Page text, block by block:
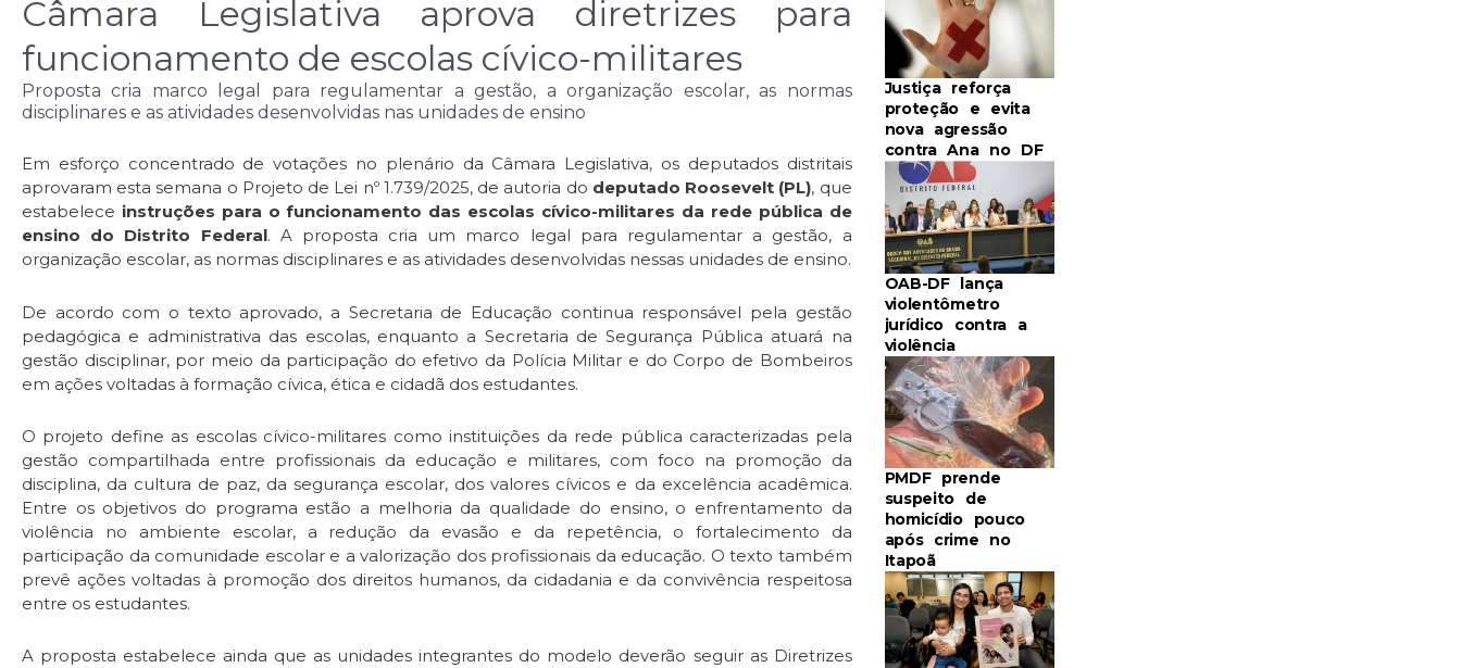
Câmara Legislativa aprova diretrizes para
funcionamento de escolas cívico-militares
Proposta cria marco legal para regulamentar a gestão, a organização escolar, as normas
disciplinares e as atividades desenvolvidas nas unidades de ensino
Em esforço concentrado de votações no plenário da Câmara Legislativa, os deputados distritais
aprovaram esta semana o Projeto de Lei nº 1.739/2025, de autoria do deputado Roosevelt (PL), que
estabelece instruções para o funcionamento das escolas cívico-militares da rede pública de
ensino do Distrito Federal. A proposta cria um marco legal para regulamentar a gestão, a
organização escolar, as normas disciplinares e as atividades desenvolvidas nessas unidades de ensino.
De acordo com o texto aprovado, a Secretaria de Educação continua responsável pela gestão
pedagógica e administrativa das escolas, enquanto a Secretaria de Segurança Pública atuará na
gestão disciplinar, por meio da participação do efetivo da Polícia Militar e do Corpo de Bombeiros
em ações voltadas à formação cívica, ética e cidadã dos estudantes.
O projeto define as escolas cívico-militares como instituições da rede pública caracterizadas pela
gestão compartilhada entre profissionais da educação e militares, com foco na promoção da
disciplina, da cultura de paz, da segurança escolar, dos valores cívicos e da excelência acadêmica.
Entre os objetivos do programa estão a melhoria da qualidade do ensino, o enfrentamento da
violência no ambiente escolar, a redução da evasão e da repetência, o fortalecimento da
participação da comunidade escolar e a valorização dos profissionais da educação. O texto também
prevê ações voltadas à promoção dos direitos humanos, da cidadania e da convivência respeitosa
entre os estudantes.
A proposta estabelece ainda que as unidades integrantes do modelo deverão seguir as Diretrizes
Justiça reforça
proteção e evita
nova agressão
contra Ana no DF
OAB-DF lança
violentômetro
jurídico contra a
violência
PMDF prende
suspeito de
homicídio pouco
após crime no
Itapoã